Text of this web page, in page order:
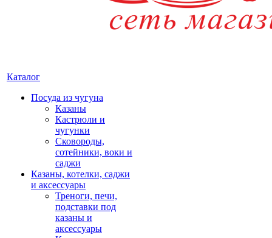
Каталог
Посуда из чугуна
Казаны
Кастрюли и
чугунки
Сковороды,
сотейники, воки и
саджи
Казаны, котелки, саджи
и аксессуары
Треноги, печи,
подставки под
казаны и
аксессуары